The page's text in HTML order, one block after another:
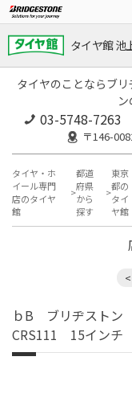
タイヤ館 池
タイヤのことならブ
03-5748-7263
〒146-
タイヤ・ホ
イール専門
店のタイヤ
館
都道
府県
から
探す
東京
都の
タイ
ヤ館
ｂB ブリヂストン
CRS111 15インチ